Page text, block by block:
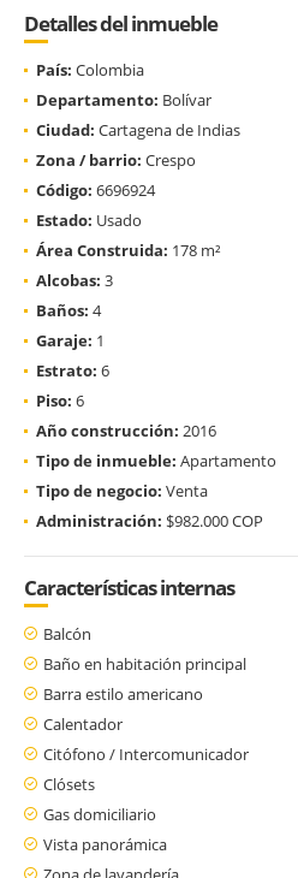
Detalles del inmueble
País: Colombia
Departamento: Bolívar
Ciudad: Cartagena de Indias
Zona / barrio: Crespo
Código: 6696924
Estado: Usado
Área Construida: 178 m²
Alcobas: 3
Baños: 4
Garaje: 1
Estrato: 6
Piso: 6
Año construcción: 2016
Tipo de inmueble: Apartamento
Tipo de negocio: Venta
Administración: $982.000 COP
Características internas
Balcón
Baño en habitación principal
Barra estilo americano
Calentador
Citófono / Intercomunicador
Clósets
Gas domiciliario
Vista panorámica